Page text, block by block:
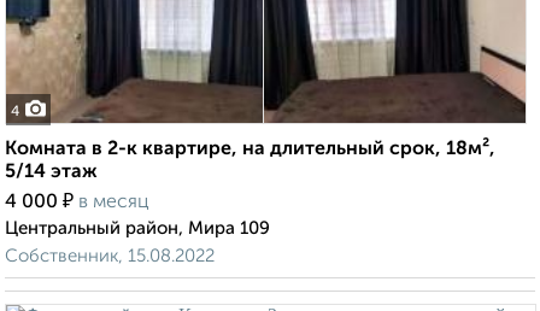
4
Комната в 2-к квартире, на длительный срок, 18м²,
5/14 этаж
4 000 ₽ в месяц
Центральный район, Мира 109
Собственник, 15.08.2022